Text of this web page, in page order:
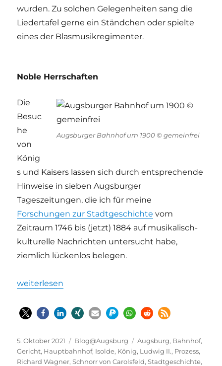
wurden. Zu solchen Gelegenheiten sang die
Liedertafel gerne ein Ständchen oder spielte
eines der Blasmusikregimenter.
Noble Herrschaften
Augsburger Bahnhof um 1900 © gemeinfrei
Die
Besuc
he
von
König
s und Kaisers lassen sich durch entsprechende
Hinweise in sieben Augsburger
Tageszeitungen, die ich für meine
Forschungen zur Stadtgeschichte vom
Zeitraum 1746 bis (jetzt) 1884 auf musikalisch-
kulturelle Nachrichten untersucht habe,
ziemlich lückenlos belegen.
„Richard Wagner – Kissen-Eklat in Augsburg 1864“
weiterlesen
Veröffentlicht
am
5. Oktober 2021 Kategorien
Blog@Augsburg Schlagwörter
Augsburg, Bahnhof,
Gericht, Hauptbahnhof, Isolde, König, Ludwig II., Prozess,
Richard Wagner,Schnorr von Carolsfeld,Stadtgeschichte,